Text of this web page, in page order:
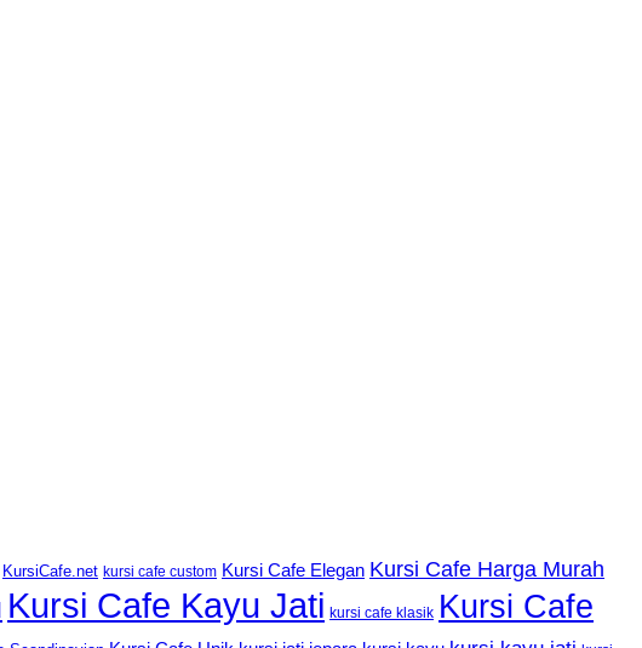
KursiCafe.net kursi cafe custom Kursi Cafe Elegan Kursi Cafe Harga Murah
Kursi Cafe Kayu Jati kursi cafe klasik Kursi Cafe